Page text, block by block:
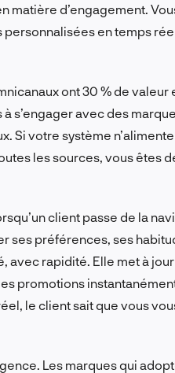
matière d’engagement.
en temps
ont 30 % de valeur
s’engager avec des
Si votre système
les sources, vous êtes
client passe de la
ses préférences, ses
avec rapidité. Elle met à
promotions
le client sait que vous
Les marques qui